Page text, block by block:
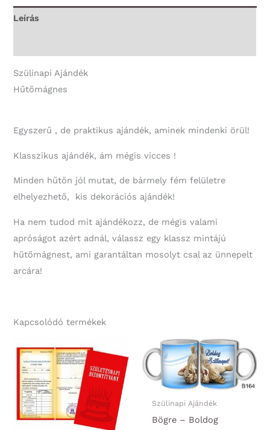
Szülinapi
Leírás
Szülinapi Ajándék
Hűtőmágnes
Egyszerű , de praktikus ajándék, aminek mindenki örül!
Klasszikus ajándék, ám mégis vicces !
Minden hűtőn jól mutat, de bármely fém felületre
elhelyezhető, kis dekorációs ajándék!
Ha nem tudod mit ajándékozz, de mégis valami
apróságot azért adnál, válassz egy klassz mintájú
hűtőmágnest, ami garantáltan mosolyt csal az ünnepelt
arcára!
Kapcsolódó termékek
Szülinapi Ajándék
Bögre – Boldog